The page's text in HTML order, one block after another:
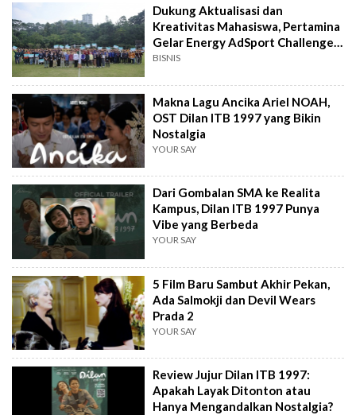
Dukung Aktualisasi dan
Kreativitas Mahasiswa, Pertamina
Gelar Energy AdSport Challenge
di ITB
BISNIS
Makna Lagu Ancika Ariel NOAH,
OST Dilan ITB 1997 yang Bikin
Nostalgia
YOUR SAY
Dari Gombalan SMA ke Realita
Kampus, Dilan ITB 1997 Punya
Vibe yang Berbeda
YOUR SAY
5 Film Baru Sambut Akhir Pekan,
Ada Salmokji dan Devil Wears
Prada 2
YOUR SAY
Review Jujur Dilan ITB 1997:
Apakah Layak Ditonton atau
Hanya Mengandalkan Nostalgia?